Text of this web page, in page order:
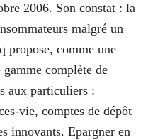
2006. Son constat : la
malgré un
propose, comme une
complète de
aux particuliers :
vie, comptes de dépôt
innovants. Epargner en